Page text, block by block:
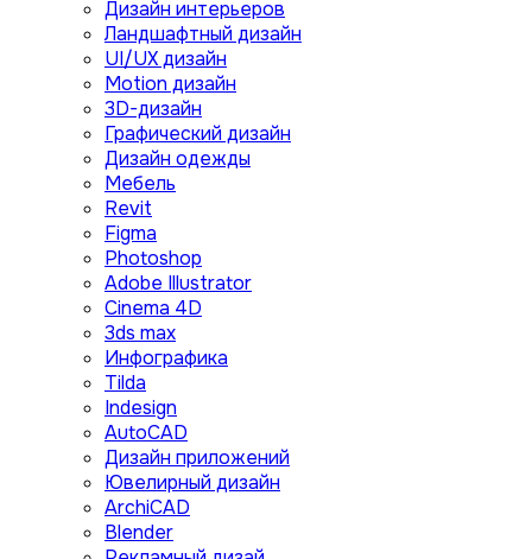
Дизайн интерьеров
Ландшафтный дизайн
UI/UX дизайн
Motion дизайн
3D-дизайн
Графический дизайн
Дизайн одежды
Мебель
Revit
Figma
Photoshop
Adobe Illustrator
Сinema 4D
3ds max
Инфографика
Tilda
Indesign
AutoCAD
Дизайн приложений
Ювелирный дизайн
ArchiCAD
Blender